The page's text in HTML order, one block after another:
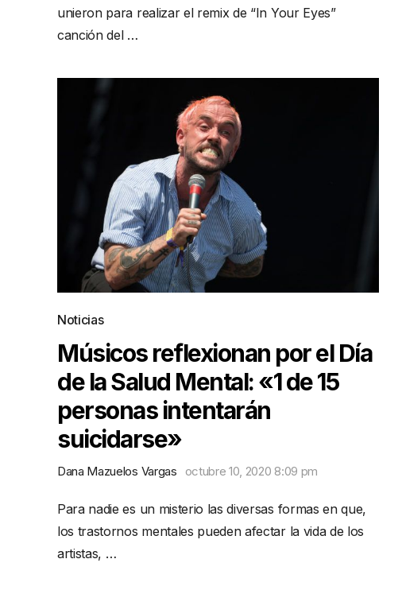
unieron para realizar el remix de “In Your Eyes”
canción del …
Noticias
Músicos reflexionan por el Día
de la Salud Mental: «1 de 15
personas intentarán
suicidarse»
Dana Mazuelos Vargas octubre 10, 2020 8:09 pm
Para nadie es un misterio las diversas formas en que,
los trastornos mentales pueden afectar la vida de los
artistas, …